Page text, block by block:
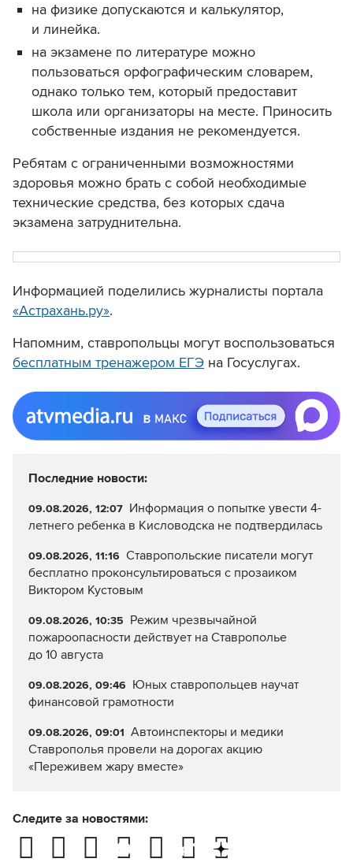
на физике допускаются и калькулятор,
и линейка.
на экзамене по литературе можно
пользоваться орфографическим словарем,
однако только тем, который предоставит
школа или организаторы на месте. Приносить
собственные издания не рекомендуется.
Ребятам с ограниченными возможностями
здоровья можно брать с собой необходимые
технические средства, без которых сдача
экзамена затруднительна.
Информацией поделились журналисты портала
«Астрахань.ру».
Напомним, ставропольцы могут воспользоваться
бесплатным тренажером ЕГЭ на Госуслугах.
Последние новости:
09.08.2026, 12:07 Информация о попытке увести 4-
летнего ребенка в Кисловодска не подтвердилась
09.08.2026, 11:16 Ставропольские писатели могут
бесплатно проконсультироваться с прозаиком
Виктором Кустовым
09.08.2026, 10:35 Режим чрезвычайной
пожароопасности действует на Ставрополье
до 10 августа
09.08.2026, 09:46 Юных ставропольцев научат
финансовой грамотности
09.08.2026, 09:01 Автоинспекторы и медики
Ставрополья провели на дорогах акцию
«Переживем жару вместе»
Следите за новостями: